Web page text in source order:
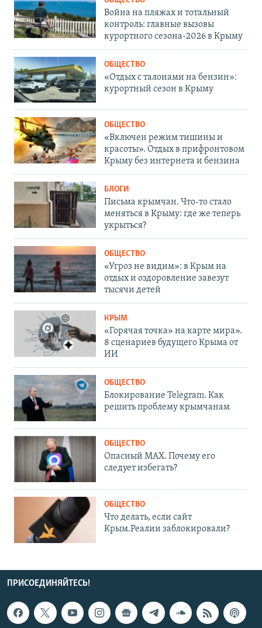
Война на пляжах и тотальный
контроль: главные вызовы
курортного сезона-2026 в Крыму
ОБЩЕСТВО
«Отдых с талонами на бензин»:
курортный сезон в Крыму
ОБЩЕСТВО
«Включен режим тишины и
красоты». Отдых в прифронтовом
Крыму без интернета и бензина
БЛОГИ
Письма крымчан. Что-то стало
меняться в Крыму: где же теперь
укрыться?
ОБЩЕСТВО
«Угроз не видим»: в Крым на
отдых и оздоровление завезут
тысячи детей
КРЫМ
«Горячая точка» на карте мира».
8 сценариев будущего Крыма от
ИИ
ОБЩЕСТВО
Блокирование Telegram. Как
решить проблему крымчанам
ОБЩЕСТВО
Опасный MAX. Почему его
следует избегать?
ОБЩЕСТВО
Что делать, если сайт
Крым.Реалии заблокировали?
ПРИСОЕДИНЯЙТЕСЬ!